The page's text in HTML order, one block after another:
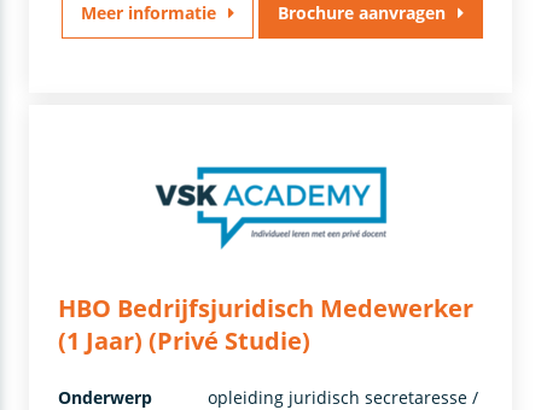
Meer informatie Brochure aanvragen
HBO Bedrijfsjuridisch Medewerker
(1 Jaar) (Privé Studie)
Onderwerp
opleiding juridisch secretaresse /